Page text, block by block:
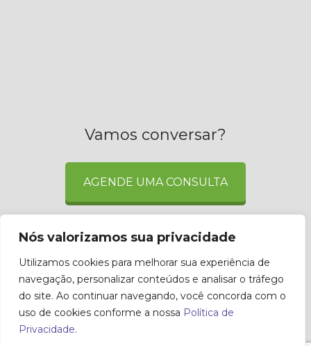
Nós valorizamos sua privacidade
Utilizamos cookies para melhorar sua experiência de
navegação, personalizar conteúdos e analisar o tráfego
do site. Ao continuar navegando, você concorda com o
uso de cookies conforme a nossa Política de
Privacidade.
Vamos conversar?
AGENDE UMA CONSULTA